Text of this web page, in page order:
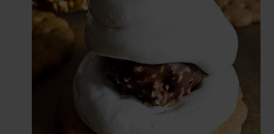
Cum adăugăm o rețetă
Regulament de postare
CONCURS